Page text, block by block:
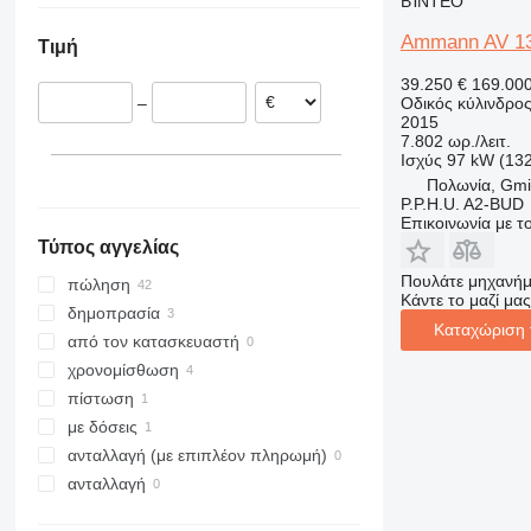
Ιταλία
Γερμανία
Τιμή
–
Τύπος αγγελίας
πώληση
δημοπρασία
από τον κατασκευαστή
χρονομίσθωση
πίστωση
με δόσεις
ανταλλαγή (με επιπλέον πληρωμή)
ανταλλαγή
Ammann AV
39.250 €
Οδικός κύλινδρος
2015
7.802 ωρ./λειτ.
Ισχύς 97 kW
Πολωνία,
P.P.H.U. A2-BUD
Επικοινωνία με
Πουλάτε
Κάντε το μαζί
Καταχώριση